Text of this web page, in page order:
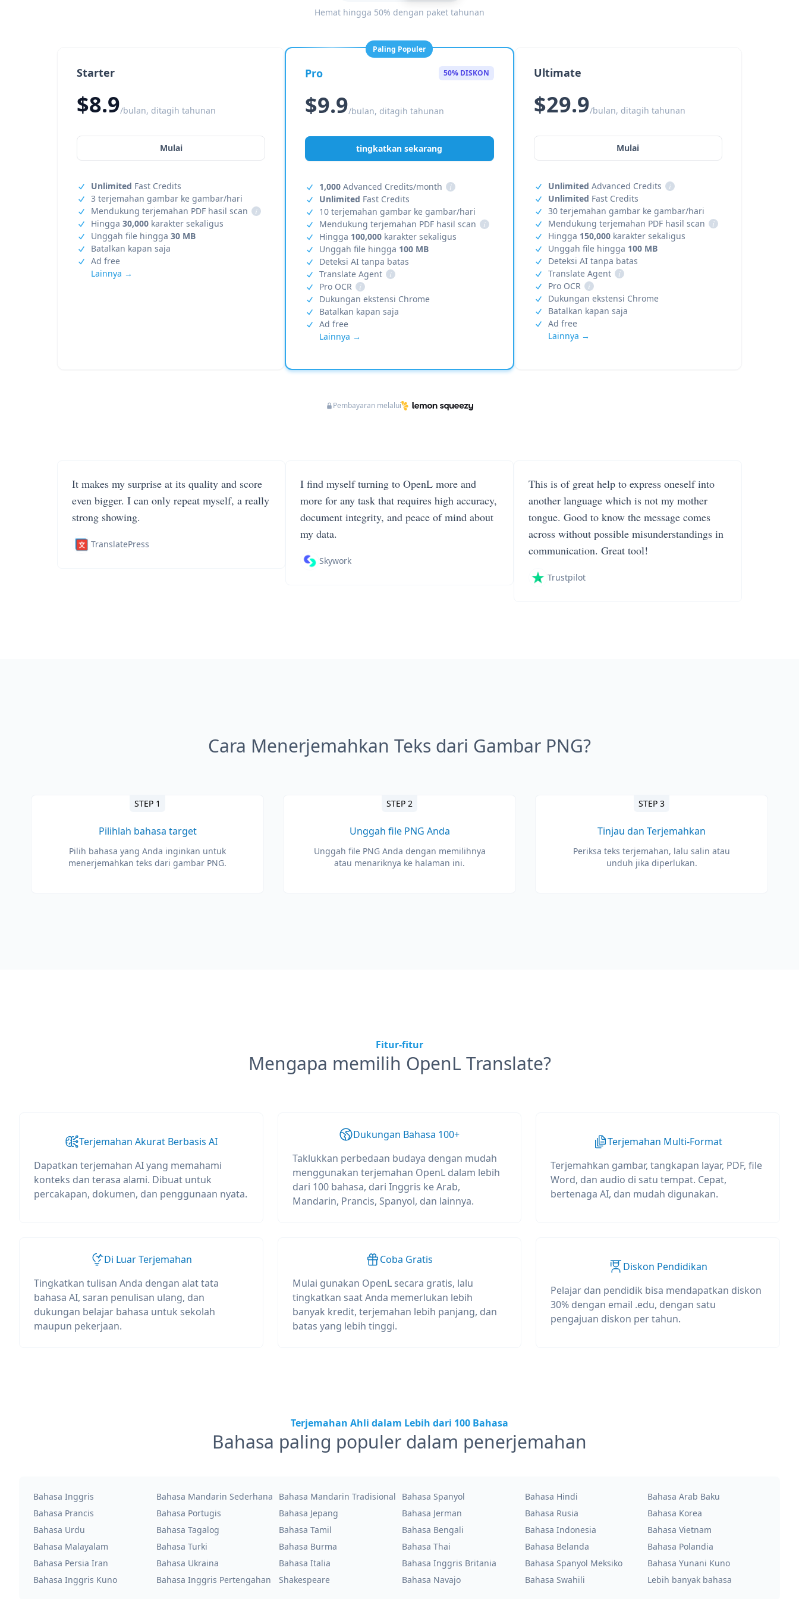
Hemat hingga 50% dengan paket tahunan
Starter
$8.9/bulan, ditagih tahunan
Mulai
Unlimited Fast Credits
3 terjemahan gambar ke gambar/hari
Mendukung terjemahan PDF hasil scan
i
Hingga 30,000 karakter sekaligus
Unggah file hingga 30 MB
Batalkan kapan saja
Ad free
Lainnya →
Paling Populer
Pro 50% DISKON
$9.9/bulan, ditagih tahunan
tingkatkan sekarang
1,000 Advanced Credits/month
i
Unlimited Fast Credits
10 terjemahan gambar ke gambar/hari
Mendukung terjemahan PDF hasil scan
i
Hingga 100,000 karakter sekaligus
Unggah file hingga 100 MB
Deteksi AI tanpa batas
Translate Agent
i
Pro OCR
i
Dukungan ekstensi Chrome
Batalkan kapan saja
Ad free
Lainnya →
Ultimate
$29.9/bulan, ditagih tahunan
Mulai
Unlimited Advanced Credits
i
Unlimited Fast Credits
30 terjemahan gambar ke gambar/hari
Mendukung terjemahan PDF hasil scan
i
Hingga 150,000karakter sekaligus
Unggah file hingga 100 MB
Deteksi AI tanpa batas
Translate Agent
i
Pro OCR
i
Dukungan ekstensi Chrome
Batalkan kapan saja
Ad free
Lainnya →
Pembayaran melalui
It makes my surprise at its quality and score
even bigger. I can only repeat myself, a really
strong showing.
TranslatePress
I find myself turning to OpenL more and
more for any task that requires high accuracy,
document integrity, and peace of mind about
my data.
Skywork
This is of great help to express oneself into
another language which is not my mother
tongue. Good to know the message comes
across without possible misunderstandings in
communication. Great tool!
Trustpilot
Cara Menerjemahkan Teks dari Gambar PNG?
STEP 1
Pilihlah bahasa target
Pilih bahasa yang Anda inginkan untuk
menerjemahkan teks dari gambar PNG.
STEP 2
Unggah file PNG Anda
Unggah file PNG Anda dengan memilihnya
atau menariknya ke halaman ini.
STEP 3
Tinjau dan Terjemahkan
Periksa teks terjemahan, lalu salin atau
unduh jika diperlukan.
Fitur-fitur
Mengapa memilih OpenL Translate?
Terjemahan Akurat Berbasis AI
Dapatkan terjemahan AI yang memahami
konteks dan terasa alami. Dibuat untuk
percakapan, dokumen, dan penggunaan nyata.
Dukungan Bahasa 100+
Taklukkan perbedaan budaya dengan mudah
menggunakan terjemahan OpenL dalam lebih
dari 100 bahasa, dari Inggris ke Arab,
Mandarin, Prancis, Spanyol, dan lainnya.
Terjemahan Multi-Format
Terjemahkan gambar, tangkapan layar, PDF, file
Word, dan audio di satu tempat. Cepat,
bertenaga AI, dan mudah digunakan.
Di Luar Terjemahan
Tingkatkan tulisan Anda dengan alat tata
bahasa AI, saran penulisan ulang, dan
dukungan belajar bahasa untuk sekolah
maupun pekerjaan.
Coba Gratis
Mulai gunakan OpenL secara gratis, lalu
tingkatkan saat Anda memerlukan lebih
banyak kredit, terjemahan lebih panjang, dan
batas yang lebih tinggi.
Diskon Pendidikan
Pelajar dan pendidik bisa mendapatkan diskon
30% dengan email .edu, dengan satu
pengajuan diskon per tahun.
Terjemahan Ahli dalam Lebih dari 100 Bahasa
Bahasa paling populer dalam penerjemahan
Bahasa Inggris Bahasa Mandarin Sederhana Bahasa Mandarin Tradisional Bahasa Spanyol Bahasa Hindi
Bahasa Arab Baku
Bahasa Prancis
Bahasa Portugis Bahasa Jepang Bahasa Jerman Bahasa Rusia
Bahasa Korea
Bahasa Urdu
Bahasa Tagalog Bahasa Tamil Bahasa Bengali Bahasa Indonesia
Bahasa Vietnam
Bahasa Malayalam
Bahasa Turki Bahasa Burma Bahasa Thai Bahasa Belanda
Bahasa Polandia
Bahasa Persia Iran
Bahasa Ukraina Bahasa Italia Bahasa Inggris Britania Bahasa Spanyol Meksiko
Bahasa Yunani Kuno
Bahasa Inggris Kuno
Bahasa Inggris Pertengahan Shakespeare Bahasa Navajo Bahasa Swahili Lebih banyak bahasa